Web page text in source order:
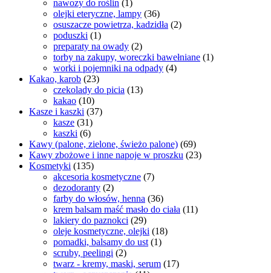
nawozy do roślin (1)
olejki eteryczne, lampy (36)
osuszacze powietrza, kadzidła (2)
poduszki (1)
preparaty na owady (2)
torby na zakupy, woreczki bawełniane (1)
worki i pojemniki na odpady (4)
Kakao, karob (23)
czekolady do picia (13)
kakao (10)
Kasze i kaszki (37)
kasze (31)
kaszki (6)
Kawy (palone, zielone, świeżo palone) (69)
Kawy zbożowe i inne napoje w proszku (23)
Kosmetyki (135)
akcesoria kosmetyczne (7)
dezodoranty (2)
farby do włosów, henna (36)
krem balsam maść masło do ciała (11)
lakiery do paznokci (29)
oleje kosmetyczne, olejki (18)
pomadki, balsamy do ust (1)
scruby, peelingi (2)
twarz - kremy, maski, serum (17)